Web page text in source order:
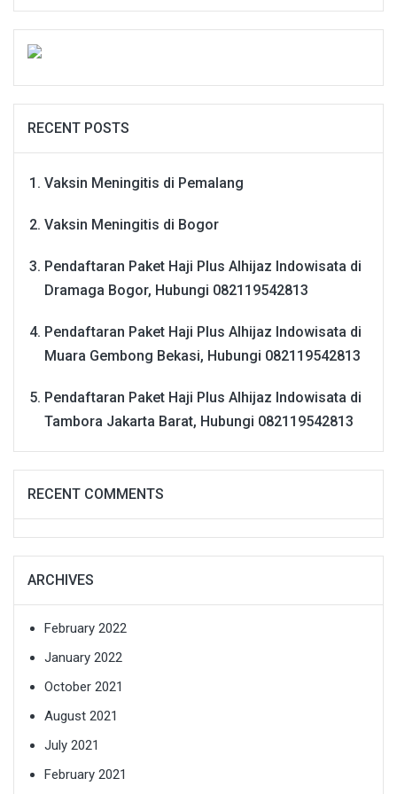
RECENT POSTS
Vaksin Meningitis di Pemalang
Vaksin Meningitis di Bogor
Pendaftaran Paket Haji Plus Alhijaz Indowisata di
Dramaga Bogor, Hubungi 082119542813
Pendaftaran Paket Haji Plus Alhijaz Indowisata di
Muara Gembong Bekasi, Hubungi 082119542813
Pendaftaran Paket Haji Plus Alhijaz Indowisata di
Tambora Jakarta Barat, Hubungi 082119542813
RECENT COMMENTS
ARCHIVES
February 2022
January 2022
October 2021
August 2021
July 2021
February 2021